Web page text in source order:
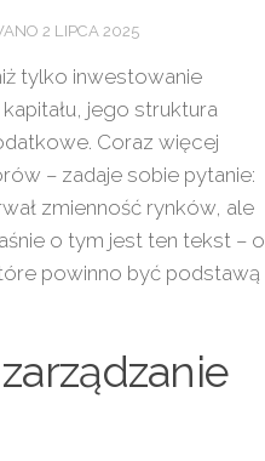
2 LIPCA 2025
tylko inwestowanie
jego struktura
Coraz więcej
– zadaje sobie pytanie:
zmienność rynków, ale
o tym jest ten tekst – o
powinno być podstawą